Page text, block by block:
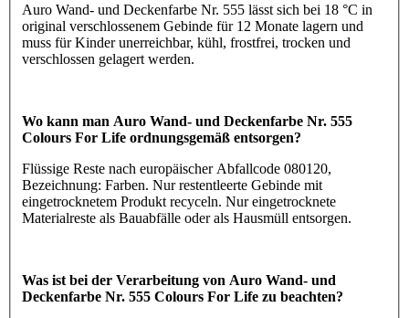
Auro Wand- und Deckenfarbe Nr. 555 lässt sich bei 18 °C in
original verschlossenem Gebinde für 12 Monate lagern und
muss für Kinder unerreichbar, kühl, frostfrei, trocken und
verschlossen gelagert werden.
Wo kann man Auro Wand- und Deckenfarbe Nr. 555
Colours For Life ordnungsgemäß entsorgen?
Flüssige Reste nach europäischer Abfallcode 080120,
Bezeichnung: Farben. Nur restentleerte Gebinde mit
eingetrocknetem Produkt recyceln. Nur eingetrocknete
Materialreste als Bauabfälle oder als Hausmüll entsorgen.
Was ist bei der Verarbeitung von Auro Wand- und
Deckenfarbe Nr. 555 Colours For Life zu beachten?